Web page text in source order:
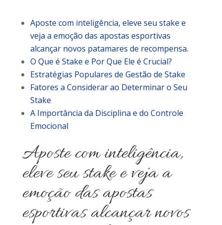
Aposte com inteligência, eleve seu stake e
veja a emoção das apostas esportivas
alcançar novos patamares de recompensa.
O Que é Stake e Por Que Ele é Crucial?
Estratégias Populares de Gestão de Stake
Fatores a Considerar ao Determinar o Seu
Stake
A Importância da Disciplina e do Controle
Emocional
Aposte com inteligência,
eleve seu stake e veja a
emoção das apostas
esportivas alcançar novos